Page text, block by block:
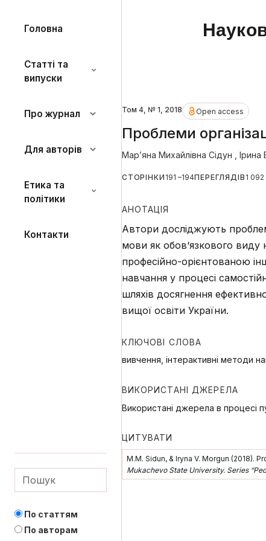
Головна
Статті та
випуски
Про журнал
Для авторів
Етика та
політики
Контакти
По статтям
По авторам
Том 4, № 1, 2018 Open access
Проблеми
Мар’яна Михайлівна Сідун Ірина
СТОРІНКИ 191 –194ПЕРЕГЛЯДІВ 1
АНОТАЦІЯ
Автори досліджують
мови як обов‘язкового виду
професійно-орієнтованою
навчання у процесі
шляхів досягнення
вищої освіти України.
КЛЮЧОВІ СЛОВА
вивчення, інтерактивні методи
ВИКОРИСТАНІ ДЖЕРЕЛА
Використані джерела в процесі
ЦИТУВАТИ
M.M. Sidun, & Iryna V. Morgun
Mukachevo State University. Series